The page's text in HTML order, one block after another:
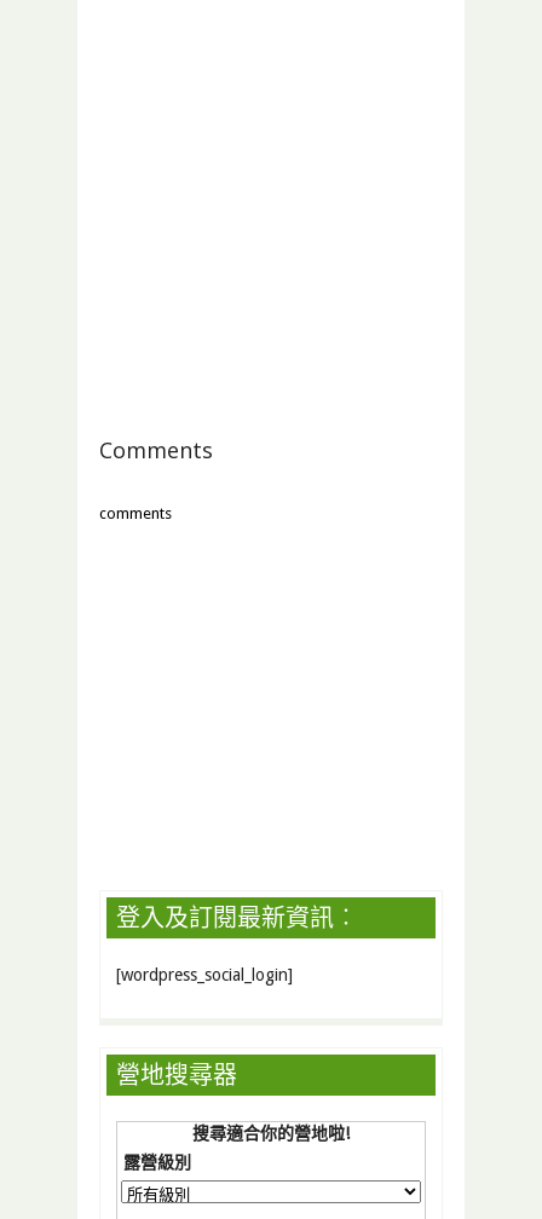
Comments
comments
登入及訂閱最新資訊︰
[wordpress_social_login]
營地搜尋器
搜尋適合你的營地啦!
露營級別